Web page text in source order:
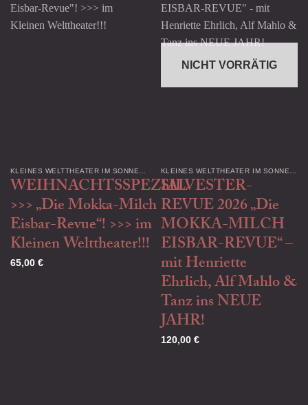
WEIHNACHTSSPEZIAL
>>> „Die Mokka-Milch
Eisbar-Revue“! >>> im
Kleinen Welttheater!!!
65,00 €
NICHT VORRÄTIG
SILVESTER-
REVUE 2026 „Die
MOKKA-MILCH
EISBAR-REVUE“ –
mit Henriette
Ehrlich, Alf Mahlo &
Tanz ins NEUE
JAHR!
120,00 €